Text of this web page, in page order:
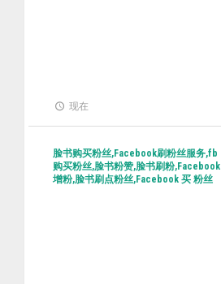
现在
脸书购买粉丝,Facebook刷粉丝服务,fb
购买粉丝,脸书粉赞,脸书刷粉,Facebook
增粉,脸书刷点粉丝,Facebook 买 粉丝